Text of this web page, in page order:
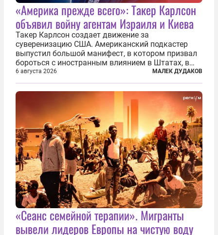
«Америка прежде всего»: Такер Карлсон
объявил войну агентам Израиля и Киева
Такер Карлсон создает движение за
суверенизацию США. Американский подкастер
выпустил большой манифест, в котором призвал
бороться с иностранным влиянием в Штатах, в
первую очередь имея в виду Израиль. А также
прекратить заморские войны, выплатить
репарации Ирану, остановить прием мигрантов...
6 августа 2026 МАЛЕК ДУДАКОВ
«Сеанс семейной терапии». Мигранты
вывели лидеров Европы на чистую воду